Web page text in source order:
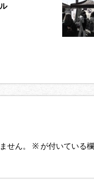
せん。 ※ が付いている